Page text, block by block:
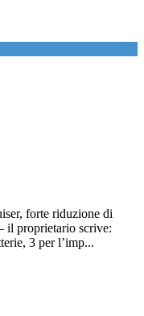
forte riduzione di
il proprietario scrive:
3 per l’imp...